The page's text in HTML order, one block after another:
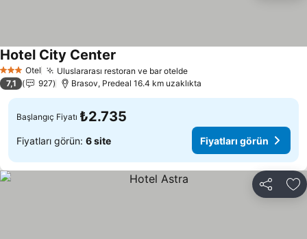
3 YıldızOtel Uluslararası restoran ve bar oteldeFiyatları görün
Hotel City Center
7,1 927 Brasov, Predeal 16.4 km uzaklıkta
Başlangıç Fiyatı ₺2.735
Fiyatları görün: 6 site Fiyatları görün
Paylaş